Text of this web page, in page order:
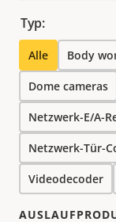
Typ:
Alle Body
Dome cameras
Netzwerk-E/A-
Netzwerk-Tür-
Videodecoder